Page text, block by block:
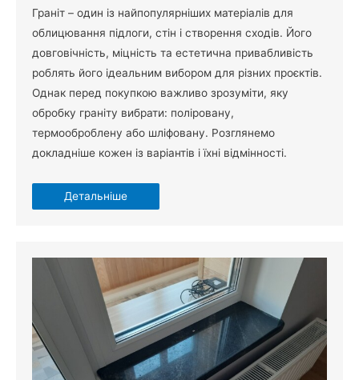
Граніт – один із найпопулярніших матеріалів для
облицювання підлоги, стін і створення сходів. Його
довговічність, міцність та естетична привабливість
роблять його ідеальним вибором для різних проєктів.
Однак перед покупкою важливо зрозуміти, яку
обробку граніту вибрати: поліровану,
термооброблену або шліфовану. Розглянемо
докладніше кожен із варіантів і їхні відмінності.
Детальніше